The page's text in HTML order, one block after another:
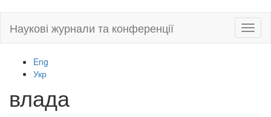
main
Наукові журнали та конференції
Eng
Укр
влада